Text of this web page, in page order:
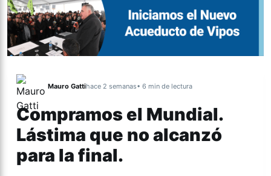
Mauro Gattihace 2 semanas• 6 min de lectura
Compramos el Mundial.
Lástima que no alcanzó
para la final.